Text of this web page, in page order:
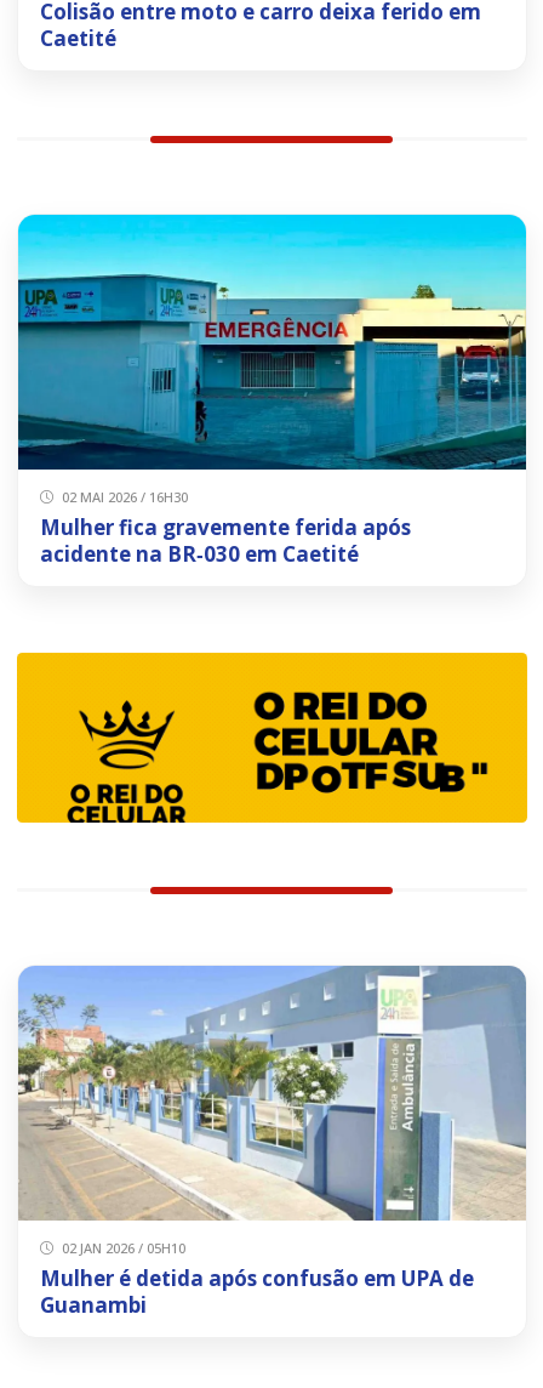
Colisão entre moto e carro deixa ferido em
Caetité
02 MAI 2026 / 16H30
Mulher fica gravemente ferida após
acidente na BR‑030 em Caetité
02 JAN 2026 / 05H10
Mulher é detida após confusão em UPA de
Guanambi